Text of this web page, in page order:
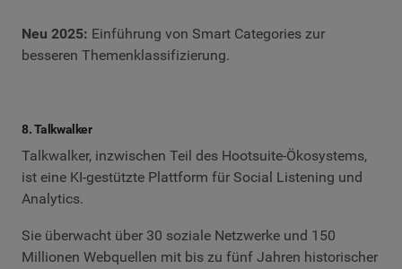
Neu 2025: Einführung von Smart Categories zur
besseren Themenklassifizierung.
8. Talkwalker
Talkwalker, inzwischen Teil des Hootsuite-Ökosystems,
ist eine KI-gestützte Plattform für Social Listening und
Analytics.
Sie überwacht über 30 soziale Netzwerke und 150
Millionen Webquellen mit bis zu fünf Jahren historischer